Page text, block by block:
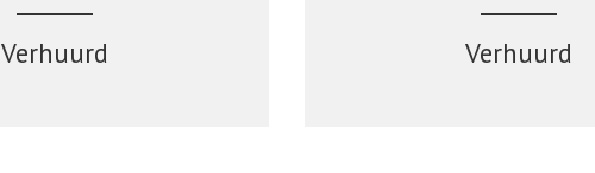
Verhuurd Verhuurd